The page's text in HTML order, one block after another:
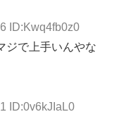
ID:Kwq4fb0z0
ジで上手いんやな
ID:0v6kJIaL0